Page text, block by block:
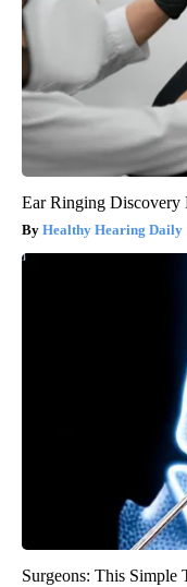
Ear Ringing Discovery
Healthy Hearing Daily
Surgeons: This